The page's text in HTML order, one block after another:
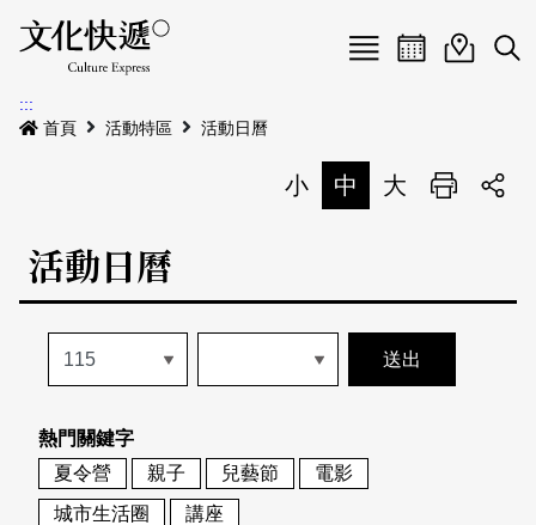
Menu
最新公告
本期專題
歷史專題
活動特區
活動列表
地圖搜尋
關於我們
關於我們
會員基本資料
網站導覽 English
活動日曆活動地圖
展
:::
首頁
活動特區 活動日曆
小 中 大 列印
活動日曆
熱門關鍵字
夏令營
親子 兒藝節
電影
城市生活圈
講座